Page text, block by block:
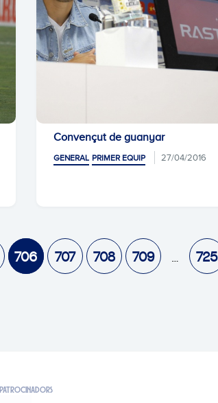
Convençut de guanyar
GENERAL PRIMER EQUIP 27/04/2016
706 707 708 709 725
PATROCINADORS